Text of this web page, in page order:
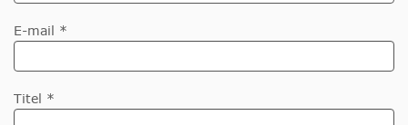
E-mail *
Titel *